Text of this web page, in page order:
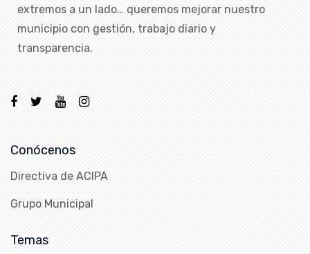
extremos a un lado… queremos mejorar nuestro
municipio con gestión, trabajo diario y
transparencia.
Conócenos
Directiva de ACIPA
Grupo Municipal
Temas